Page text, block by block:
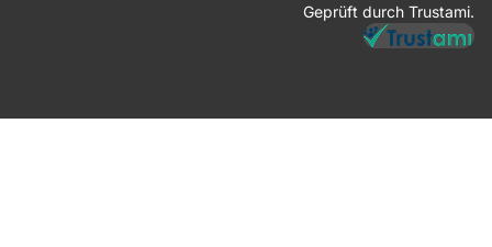
Geprüft durch Trustami.